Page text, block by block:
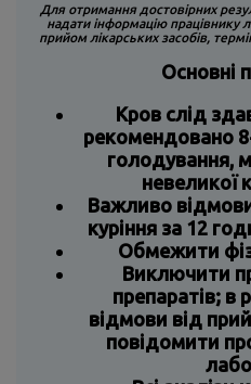
Для отримання достовірних
надати інформацію працівнику
прийом лікарських засобів,
Основні
Кров слід
рекомендовано
голодування,
невеликої
Важливо
куріння за 12
Обмежити
Виключити
препаратів; в
відмови від
повідомити